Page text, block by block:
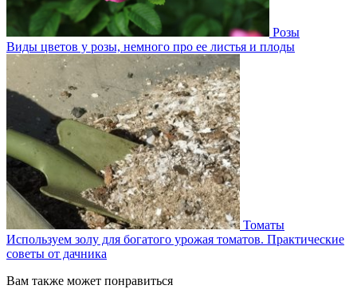
Розы
Виды цветов у розы, немного про ее листья и плоды
Томаты
Используем золу для богатого урожая томатов. Практические
советы от дачника
Вам также может понравиться